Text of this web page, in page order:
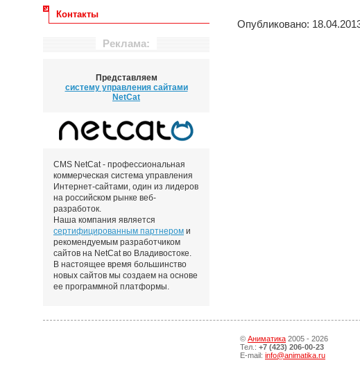
Опубликовано:
Контакты
Реклама:
Представляем
систему управления сайтами
NetCat
CMS NetCat - профессиональная
коммерческая система управления
Интернет-сайтами, один из лидеров
на российском рынке веб-
разработок.
Наша компания является
сертифицированным партнером и
рекомендуемым разработчиком
сайтов на NetCat во Владивостоке.
В настоящее время большинство
новых сайтов мы создаем на основе
ее программной платформы.
© Аниматика 2005 - 2026
Тел.: +7 (423) 206-00-23
E-mail: info@animatika.ru